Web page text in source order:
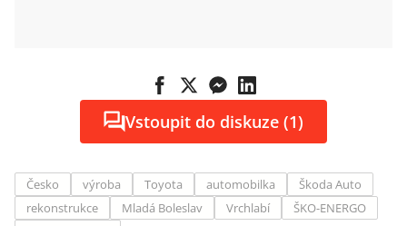
Vstoupit do diskuze (1)
Česko výroba Toyota automobilka
Škoda Auto
rekonstrukce
Mladá Boleslav Vrchlabí
ŠKO-ENERGO